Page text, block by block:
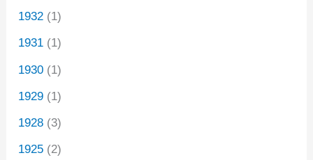
1932 (1)
1931 (1)
1930 (1)
1929 (1)
1928 (3)
1925 (2)